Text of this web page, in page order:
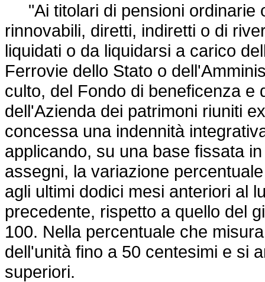
"Ai titolari di pensioni ordinarie
rinnovabili, diretti, indiretti o di
liquidati o da liquidarsi a carico
Ferrovie dello Stato o
culto, del Fondo di beneficenza e
dell'Azienda dei patrimoni riuniti
concessa una indennità
applicando, su una base fissata
assegni, la variazione
agli ultimi dodici mesi anteriori al
precedente, rispetto a quello del
100. Nella percentuale che
dell'unità fino a 50 centesimi e si
superiori.